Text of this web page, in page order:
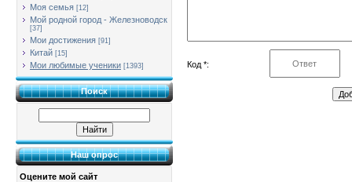
Моя семья [12]
Мой родной город - Железноводск
[37]
Мои достижения [91]
Китай [15]
Мои любимые ученики [1393]
Поиск
Наш опрос
Оцените мой сайт
Код *: